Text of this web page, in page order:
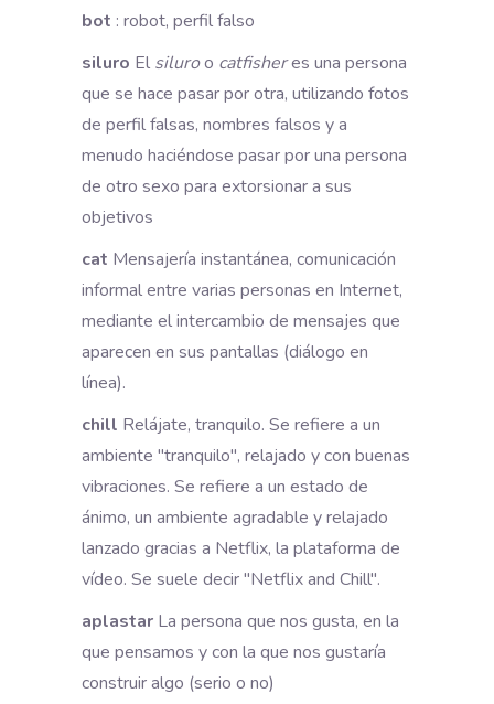
bot : robot, perfil falso
siluro El siluroo catfisheres una persona
que se hace pasar por otra, utilizando fotos
de perfil falsas, nombres falsos y a
menudo haciéndose pasar por una persona
de otro sexo para extorsionar a sus
objetivos
cat Mensajería instantánea, comunicación
informal entre varias personas en Internet,
mediante el intercambio de mensajes que
aparecen en sus pantallas (diálogo en
línea).
chill Relájate, tranquilo. Se refiere a un
ambiente "tranquilo", relajado y con buenas
vibraciones. Se refiere a un estado de
ánimo, un ambiente agradable y relajado
lanzado gracias a Netflix, la plataforma de
vídeo. Se suele decir "Netflix and Chill".
aplastar La persona que nos gusta, en la
que pensamos y con la que nos gustaría
construir algo (serio o no)